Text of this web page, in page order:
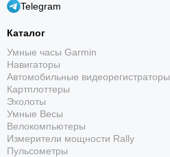
Telegram
Каталог
Умные часы Garmin
Навигаторы
Автомобильные видеорегистраторы
Картплоттеры
Эхолоты
Умные Весы
Велокомпьютеры
Измерители мощности Rally
Пульсометры